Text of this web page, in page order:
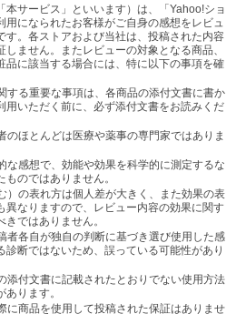
本サービス」といいます）は、「Yahoo!ショ
用になられたお客様がご自身の感想をレビュ
す。各ストアおよび当社は、投稿された内容
ません。またレビューの対象となる商品、
品に該当する場合には、特に以下の事項を確
する重要な事項は、各商品の添付文書に書か
用いただく前に、必ず添付文書をお読みくだ
のほとんどは医療や薬事の専門家ではありま
な感想で、効能や効果を科学的に測定するな
のではありません。
）の表れ方は個人差が大きく、また効果の表
異なりますので、レビュー内容の効果に関す
ではありません。
者各自が独自の判断に基づき選び使用した感
断ではないため、誤っている可能性があり
添付文書に記載されたとおりでない使用方法
ります。
に商品を使用して投稿された保証はありませ